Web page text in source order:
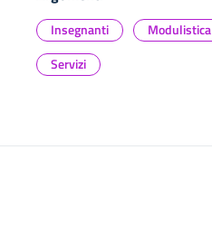
Insegnanti
Modulistica
Servizi